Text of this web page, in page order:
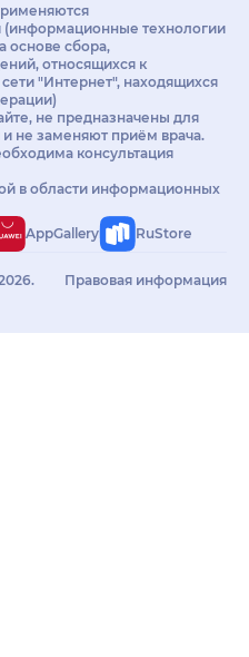
(информационные технологии
основе сбора,
относящихся к
"Интернет", находящихся
не предназначены для
и не заменяют приём врача.
консультация
в области информационных
AppGallery RuStore
Правовая информация